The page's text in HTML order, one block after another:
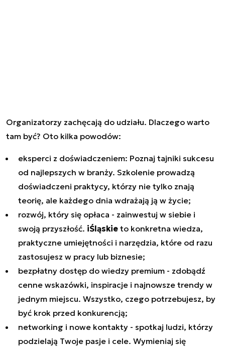
Organizatorzy zachęcają do udziału. Dlaczego warto
tam być? Oto kilka powodów:
eksperci z doświadczeniem: Poznaj tajniki sukcesu
od najlepszych w branży. Szkolenie prowadzą
doświadczeni praktycy, którzy nie tylko znają
teorię, ale każdego dnia wdrażają ją w życie;
rozwój, który się opłaca - zainwestuj w siebie i
swoją przyszłość. iŚląskie to konkretna wiedza,
praktyczne umiejętności i narzędzia, które od razu
zastosujesz w pracy lub biznesie;
bezpłatny dostęp do wiedzy premium - zdobądź
cenne wskazówki, inspiracje i najnowsze trendy w
jednym miejscu. Wszystko, czego potrzebujesz, by
być krok przed konkurencją;
networking i nowe kontakty - spotkaj ludzi, którzy
podzielają Twoje pasje i cele. Wymieniaj się